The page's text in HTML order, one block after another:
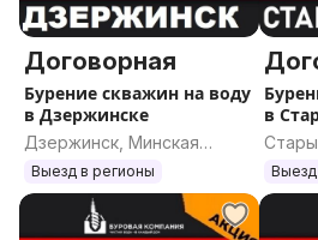
сделать ОБУСТРОЙСТВО
скважинный адаптер,
автоматику и все будет
открыли кран и вода пошла.
7) при необходимости исходя
скважины предлагаем
системы очистки воды, чтобы
пригодность для питья.
Договорная
Бурение скважин на воду
в Дзержинске
Дзержинск, Минская
область
Выезд в регионы
в